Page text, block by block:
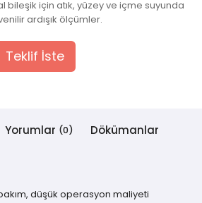
bileşik için atık, yüzey ve içme suyunda
ardışık ölçümler.
Teklif İste
Yorumlar (0) Dökümanlar
düşük operasyon maliyeti